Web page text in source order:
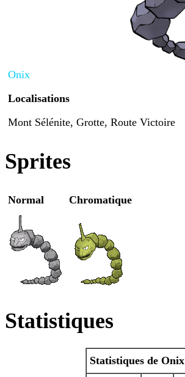
Onix
Localisations
Mont Sélénite, Grotte, Route Victoire
Sprites
Normal Chromatique
Statistiques
Statistiques de Onix